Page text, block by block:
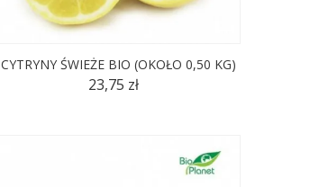
CYTRYNY ŚWIEŻE BIO (OKOŁO 0,50 KG)
23,75 zł